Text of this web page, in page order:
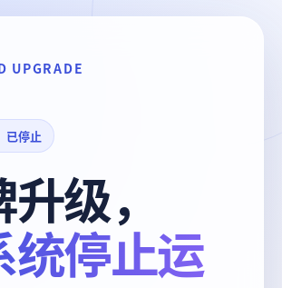
UPGRADE
已停止
级，
统停止运